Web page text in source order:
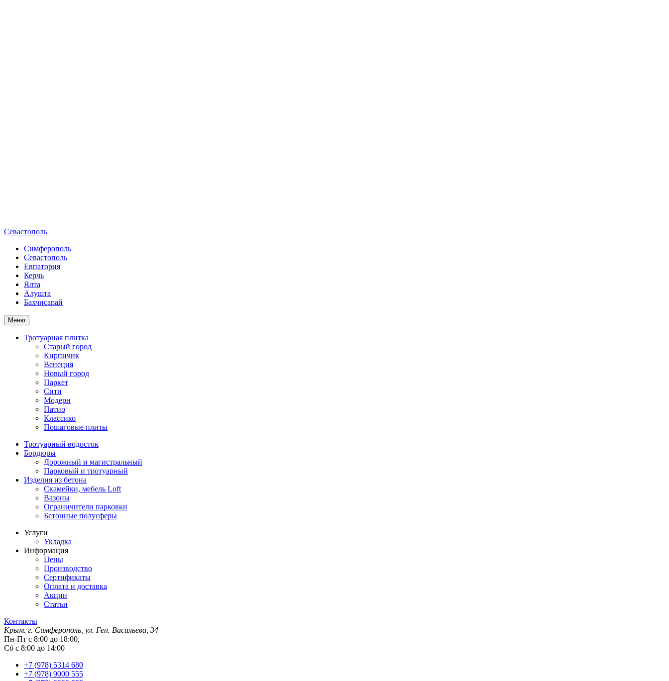
Севастополь
Симферополь
Севастополь
Евпатория
Керчь
Ялта
Алушта
Бахчисарай
Меню
Тротуарная плитка
Старый город
Кирпичик
Венеция
Новый город
Паркет
Сити
Модерн
Патио
Классико
Пошаговые плиты
Тротуарный водосток
Бордюры
Дорожный и магистральный
Парковый и тротуарный
Изделия из бетона
Скамейки, мебель Loft
Вазоны
Ограничители парковки
Бетонные полусферы
Услуги
Укладка
Информация
Цены
Производство
Сертификаты
Оплата и доставка
Акции
Статьи
Контакты
Крым, г. Симферополь, ул. Ген. Васильева, 34
Пн-Пт с 8:00 до 18:00,
Сб с 8:00 до 14:00
+7 (978) 5314 680
+7 (978) 9000 555